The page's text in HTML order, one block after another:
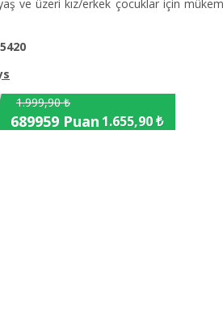
ve üzeri kız/erkek çocuklar için
1.999,90 ₺
689959 Puan 1.655,90 ₺